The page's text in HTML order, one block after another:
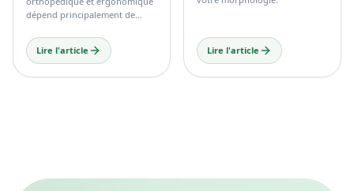
Le choix entre un matelas
orthopédique et ergonomique
dépend principalement de
votre confort personnel, de
votre morphologie et de vos
habitudes de sommeil.
choisir le matelas idéal selon